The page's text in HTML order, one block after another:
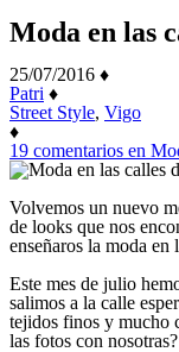
Moda en las
25/07/2016 ♦
Patri ♦
Street Style, Vigo
♦
19 comentarios en
Volvemos un nuevo
de looks que nos
enseñaros la moda en
Este mes de julio
salimos a la calle
tejidos finos y mucho
las fotos con nosotras?